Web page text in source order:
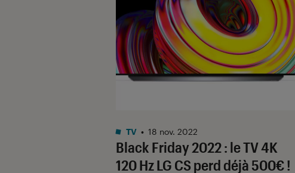
Black Friday 2022 : le TV 4K
120 Hz LG CS perd déjà 500€ !
TV • 18 nov. 2022